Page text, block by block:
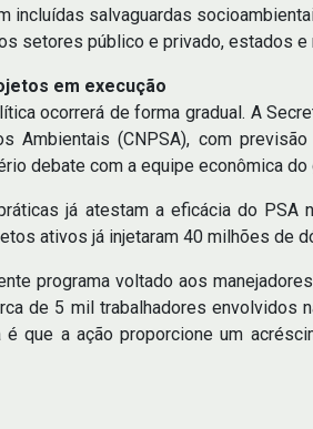
incluídas salvaguardas
setores público e privado, estados e
em execução
ocorrerá de forma gradual. A
Ambientais (CNPSA), com
debate com a equipe econômica
já atestam a eficácia do
ativos já injetaram 40 milhões de
programa voltado aos
de 5 mil trabalhadores envolvidos
que a ação proporcione um